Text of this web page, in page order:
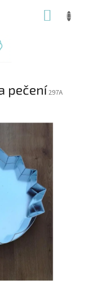
pečení 297A